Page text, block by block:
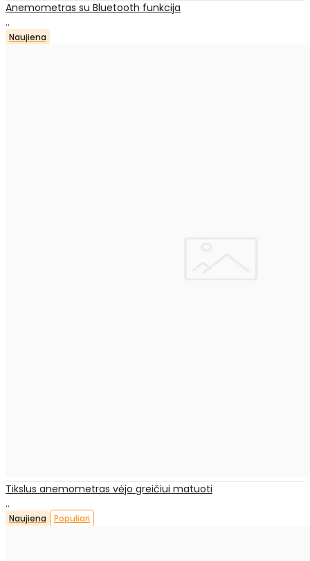
Anemometras su Bluetooth funkcija
..
Naujiena
Tikslus anemometras vėjo greičiui matuoti
..
Naujiena Populiari